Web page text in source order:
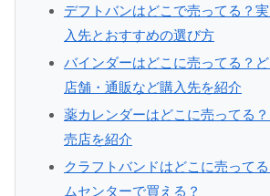
デフトバンはどこで売ってる？
入先とおすすめの選び方
バインダーはどこに売ってる？
店舗・通販など購入先を紹介
薬カレンダーはどこに売ってる
売店を紹介
クラフトバンドはどこに売って
ムセンターで買える？